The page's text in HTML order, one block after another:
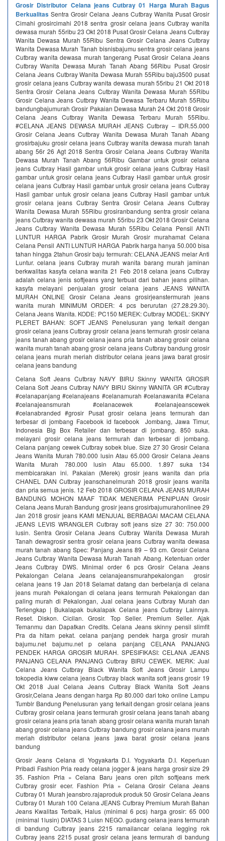
Grosir Distributor Celana jeans Cutbray 01 Harga Murah Bagus
Berkualitas Sentra Grosir Celana Jeans Cutbray Wanita Pusat Grosir
Cimahi grosircimahi 2018 sentra grosir celana jeans Cutbray wanita
dewasa murah 55ribu 23 Okt 2018 Pusat Grosir Celana Jeans Cutbray
Wanita Dewasa Murah 55Ribu Sentra Grosir Celana Jeans Cutbray
Wanita Dewasa Murah Tanah bisnisbajumu sentra grosir celana jeans
Cutbray wanita dewasa murah tangerang Pusat Grosir Celana Jeans
Cutbray Wanita Dewasa Murah Tanah Abang 56Ribu Pusat Grosir
Celana Jeans Cutbray Wanita Dewasa Murah 55Ribu baju3500 pusat
grosir celana jeans Cutbray wanita dewasa murah 55ribu 21 Okt 2018
Sentra Grosir Celana Jeans Cutbray Wanita Dewasa Murah 55Ribu
Grosir Celana Jeans Cutbray Wanita Dewasa Terbaru Murah 55Ribu
bandungbajumurah Grosir Pakaian Dewasa Murah 24 Okt 2018 Grosir
Celana Jeans Cutbray Wanita Dewasa Terbaru Murah 55Ribu.
#CELANA JEANS DEWASA MURAH JEANS Cutbray – IDR.55.000
Grosir Celana Jeans Cutbray Wanita Dewasa Murah Tanah Abang
grosirbajuku grosir celana jeans Cutbray wanita dewasa murah tanah
abang 56r 26 Agt 2018 Sentra Grosir Celana Jeans Cutbray Wanita
Dewasa Murah Tanah Abang 56Ribu Gambar untuk grosir celana
jeans Cutbray Hasil gambar untuk grosir celana jeans Cutbray Hasil
gambar untuk grosir celana jeans Cutbray Hasil gambar untuk grosir
celana jeans Cutbray Hasil gambar untuk grosir celana jeans Cutbray
Hasil gambar untuk grosir celana jeans Cutbray Hasil gambar untuk
grosir celana jeans Cutbray Sentra Grosir Celana Jeans Cutbray
Wanita Dewasa Murah 55Ribu grosiranbandung sentra grosir celana
jeans Cutbray wanita dewasa murah 55ribu 23 Okt 2018 Grosir Celana
Jeans Cutbray Wanita Dewasa Murah 55Ribu Celana Pensil ANTI
LUNTUR HARGA Pabrik Grosir Murah Grosir murahamat Celana
Celana Pensil ANTI LUNTUR HARGA Pabrik harga hanya 50.000 bisa
tahan hingga 2tahun Grosir baju termurah: CELANA JEANS melar Anti
Luntur. celana jeans Cutbray murah wanita barang murah jaminan
berkwalitas kasyfa celana wanita 21 Feb 2018 celana jeans Cutbray
adalah celana jenis softjeans yang terbuat dari bahan jeans pilihan.
kasyfa melayani penjualan grosir celana jeans JEANS WANITA
MURAH ONLINE Grosir Celana Jeans grosirjeanstermurah jeans
wanita murah MINIMUM ORDER: 4 pcs berurutan (27.28.29.30).
Celana Jeans Wanita. KODE: PC150 MEREK: Cutbray MODEL: SKINY
PLERET BAHAN: SOFT JEANS Penelusuran yang terkait dengan
grosir celana jeans Cutbray grosir celana jeans termurah grosir celana
jeans tanah abang grosir celana jeans pria tanah abang grosir celana
wanita murah tanah abang grosir celana jeans Cutbray bandung grosir
celana jeans murah meriah distributor celana jeans jawa barat grosir
celana jeans bandung
Celana Soft Jeans Cutbray NAVY BIRU Skinny WANITA GROSIR
Celana Soft Jeans Cutbray NAVY BIRU Skinny WANITA GR #Cutbray
#celanapanjang #celanajeans #celanamurah #celanawanita #Celana
#celanajeansmurah #celanacewek #celanajeanscewek
#celanabranded #grosir Pusat grosir celana jeans termurah dan
terbesar di jombang Facebook id facebook Jombang, Jawa Timur,
Indonesia Big Box Retailer dan terbesar di jombang. 850 suka.
melayani grosir celana jeans termurah dan terbesar di jombang.
Celana panjang cewek Cutbray sobek blue. Size 27 30 Grosir Celana
Jeans Wanita Murah 780.000 lusin Atau 65.000 Grosir Celana Jeans
Wanita Murah 780.000 lusin Atau 65.000. 1.897 suka 134
membicarakan ini. Pakaian (Merek) grosir jeans wanita dan pria
CHANEL DAN Cutbray jeanschanelmurah 2018 grosir jeans wanita
dan pria semua jenis. 12 Feb 2018 GROSIR CELANA JEANS MURAH
BANDUNG MOHON MAAF TIDAK MENERIMA PENIPUAN Grosir
Celana Jeans Murah Bandung grosir jeans grosirbajumurahonlinee 29
Jan 2018 grosir jeans KAMI MENJUAL BERBAGAI MACAM CELANA
JEANS LEVIS WRANGLER Cutbray soft jeans size 27 30: 750.000
lusin. Sentra Grosir Celana Jeans Cutbray Wanita Dewasa Murah
Tanah dewagrosir sentra grosir celana jeans Cutbray wanita dewasa
murah tanah abang Spec: Panjang Jeans 89 – 93 cm. Grosir Celana
Jeans Cutbray Wanita Dewasa Murah Tanah Abang. Ketentuan order
Jeans Cutbray DWS. Minimal order 6 pcs Grosir Celana Jeans
Pekalongan Celana Jeans celanajeansmurahpekalongan grosir
celana jeans 19 Jan 2018 Selamat datang dan berbelanja di celana
jeans murah Pekalongan di celana jeans termurah Pekalongan dan
paling murah di Pekalongan, Jual celana jeans Cutbray Murah dan
Terlengkap | Bukalapak bukalapak Celana jeans Cutbray Lainnya.
Reset. Diskon. Cicilan. Grosir. Top Seller. Premium Seller. Ajak
Temanmu dan Dapatkan Credits. Celana Jeans skinny pensil slimfit
Pra da hitam pekat. celana panjang pendek harga grosir murah
bajumu.net bajumu.net p celana panjang CELANA PANJANG
PENDEK HARGA GROSIR MURAH. SPESIFIKASI: CELANA JEANS
PANJANG CELANA PANJANG Cutbray BIRU CEWEK. MERK: Jual
Celana Jeans Cutbray Black Wanita Soft Jeans Grosir Lampu
tokopedia kiww celana jeans Cutbray black wanita soft jeans grosir 19
Okt 2018 Jual Celana Jeans Cutbray Black Wanita Soft Jeans
Grosir,Celana Jeans dengan harga Rp 80.000 dari toko online Lampu
Tumblr Bandung Penelusuran yang terkait dengan grosir celana jeans
Cutbray grosir celana jeans termurah grosir celana jeans tanah abang
grosir celana jeans pria tanah abang grosir celana wanita murah tanah
abang grosir celana jeans Cutbray bandung grosir celana jeans murah
meriah distributor celana jeans jawa barat grosir celana jeans
bandung
Grosir Jeans Celana di Yogyakarta D.I. Yogyakarta D.I. Keperluan
Pribadi Fashion Pria ready celana jogger & jeans harga grosir size 29
35. Fashion Pria » Celana Baru jeans oren pitch softjeans merk
Cutbray grosir ecer. Fashion Pria » Celana Grosir Celana Jeans
Cutbray 01 Murah jeansbro.rajaproduk produk 50 Grosir Celana Jeans
Cutbray 01 Murah 100 Celana JEANS Cutbray Premium Murah Bahan
Jeans Kwalitas Terbaik, Halus (minimal 6 pcs) harga grosir: 65 000
(minimal 1lusin) DIATAS 3 Luisn NEGO. gudang celana jeans termurah
di bandung Cutbray jeans 2215 ramailancar celana legging rok
Cutbray jeans 2215 pusat grosir celana jeans termurah di bandung